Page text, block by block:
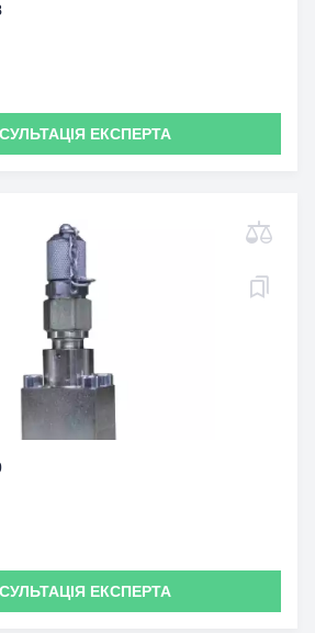
ЕКСПЕРТА
ЕКСПЕРТА